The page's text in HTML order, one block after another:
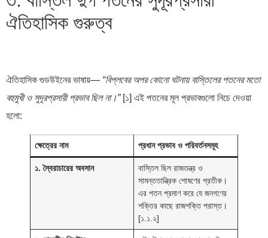
ঐতিহাসিক গুরুত্ব
ঐতিহাসিক গুডউইনের ভাষায়— “বিপ্লবের অপর কোনো ঘটনায় বাস্তিলের পতনের মতো
বহুমুখী ও সুদূরপ্রসারী প্রভাব ছিল না।”[১] এই পতনের মূল প্রভাবগুলো নিচে দেওয়া
হলো:
ক্ষেত্রের নাম প্রধান প্রভাব ও পরিবর্তনসমূহ
১. স্বৈরাচারের অবসান
বাস্তিল ছিল রাজতন্ত্র ও
সামন্ততান্ত্রিক শোষণের প্রতীক।
এর পতন প্রমাণ করে যে জনগণের
শক্তির কাছে রাজশক্তি পরাস্ত।
[১.১.২]